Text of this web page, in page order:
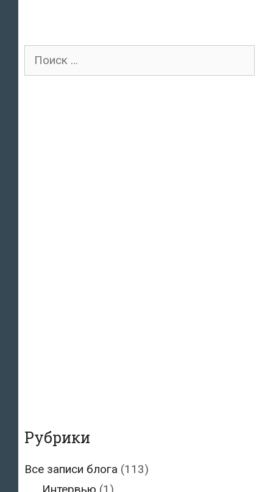
Поиск
Рубрики
Все записи блога (113)
Интервью (1)